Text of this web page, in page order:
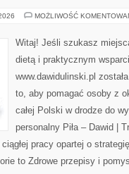
MOŻLIWOŚĆ
Witaj! Jeśli szukasz
dietą i praktycznym
www.dawidulinski.pl
to, aby pomagać osoby z
całej Polski w drodze do
personalny Piła – Dawid |
pracy opartej o
to Zdrowe przepisy i